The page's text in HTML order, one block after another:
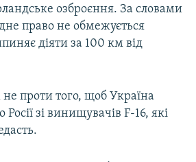
озброєння. За словами
право не обмежується
діяти за 100 км від
проти того, щоб Україна
Росії зі винищувачів F-16, які